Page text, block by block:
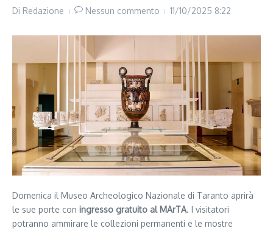
Di Redazione Nessun commento 11/10/2025 8:22
Domenica il Museo Archeologico Nazionale di Taranto aprirà
le sue porte con ingresso gratuito al MArTA. I visitatori
potranno ammirare le collezioni permanenti e le mostre